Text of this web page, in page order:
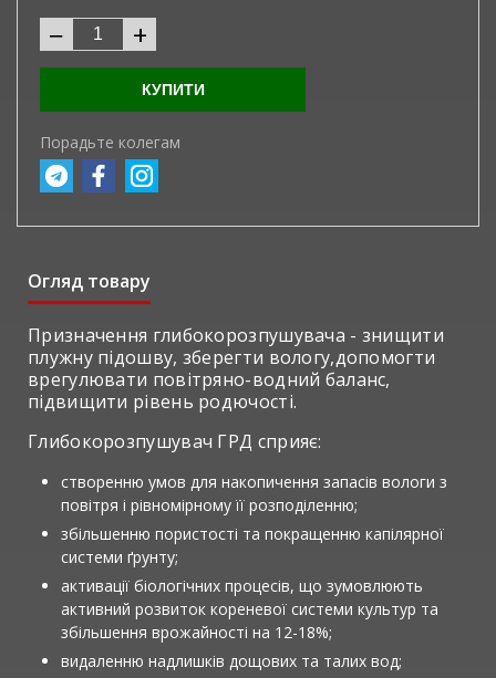
− +
КУПИТИ
Порадьте колегам
Огляд товару
Призначення глибокорозпушувача - знищити
плужну підошву, зберегти вологу,допомогти
врегулювати повітряно-водний баланс,
підвищити рівень родючості.
Глибокорозпушувач ГРД сприяє:
створенню умов для накопичення запасів вологи з
повітря і рівномірному її розподіленню;
збільшенню пористості та покращенню капілярної
системи ґрунту;
активації біологічних процесів, що зумовлюють
активний розвиток кореневої системи культур та
збільшення врожайності на 12-18%;
видаленню надлишків дощових та талих вод;